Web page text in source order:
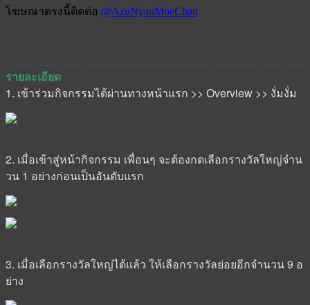
รายละเอียด
1. เข้าร่วมกิจกรรมได้ผ่านทางหน้าแรก >> Overview >> งั่มงั่ม
2. เมื่อเข้าสู่หน้ากิจกรรม เพื่อนๆ จะต้องกดเลือกรางวัลใหญ่จำน
วน 1 อย่างก่อนเป็นอันดับแรก
3. เมื่อเลือกรางวัลใหญ่ได้แล้ว ให้เลือกรางวัลย่อยอีกจำนวน 9 อ
ย่าง